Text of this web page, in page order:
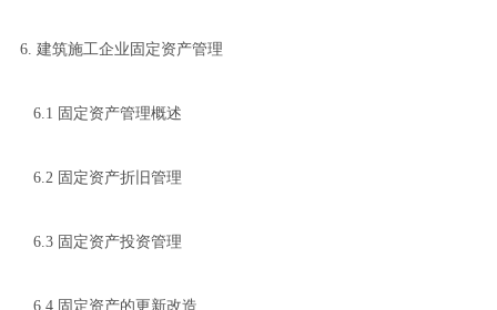
6. 建筑施工企业固定资产管理
6.1 固定资产管理概述
6.2 固定资产折旧管理
6.3 固定资产投资管理
6.4 固定资产的更新改造